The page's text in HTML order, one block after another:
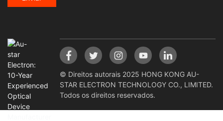
© Direitos autorais 2025 HONG KONG AU-
STAR ELECTRON TECHNOLOGY CO., LIMITED.
Todos os direitos reservados.